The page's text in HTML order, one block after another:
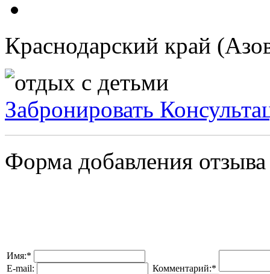
Краснодарский край
Забронировать
Форма добавления отзыва
Имя:*
E-mail:
Комментарий:*